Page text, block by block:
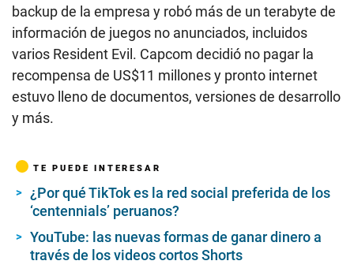
backup de la empresa y robó más de un terabyte de
información de juegos no anunciados, incluidos
varios Resident Evil. Capcom decidió no pagar la
recompensa de US$11 millones y pronto internet
estuvo lleno de documentos, versiones de desarrollo
y más.
TE PUEDE INTERESAR
¿Por qué TikTok es la red social preferida de los
‘centennials’ peruanos?
YouTube: las nuevas formas de ganar dinero a
través de los videos cortos Shorts